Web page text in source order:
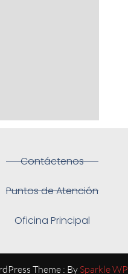
Contáctenos
Puntos de Atención
Oficina Principal
Theme : BySparkle WP